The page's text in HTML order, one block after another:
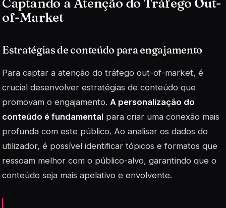
of-Market
Estratégias de conteúdo para engajamento
Para captar a atenção do tráfego out-of-market, é
crucial desenvolver estratégias de conteúdo que
promovam o engajamento. A personalização do
conteúdo é fundamental para criar uma conexão mais
profunda com este público. Ao analisar os dados do
utilizador, é possível identificar tópicos e formatos que
ressoam melhor com o público-alvo, garantindo que o
conteúdo seja mais apelativo e envolvente.